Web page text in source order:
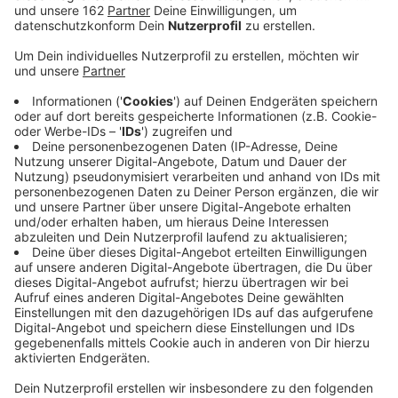
Anzeige
Der Hochofen 9 von thyssenkrupp Steel in Duisburg-
Hamborn ist wieder einsatzbereit. Turnusmäßig ist der
sogenannte glockenlose Gichtverschluss
ausgetauscht worden. Der Verteiler, der oben auf dem
Hochofen sitzt, ist fast 28 Tonnen schwer und
musste mit einem Kran angebracht werden. Der
Verschluss ist für das Zuführen von Eisenerz, Koks und
Zuschläge zuständig. Er arbeitet im Prinzip wie eine
Schleuse. Auch an Hochofen 8 steht ein solcher
Austausch an.
Seit 1972 werden glockenlose Gichtverschlüsse in
Hochöfen verbaut, die Technik war damals neu. Als
weltweit erster wurde der Hochofen 4 von